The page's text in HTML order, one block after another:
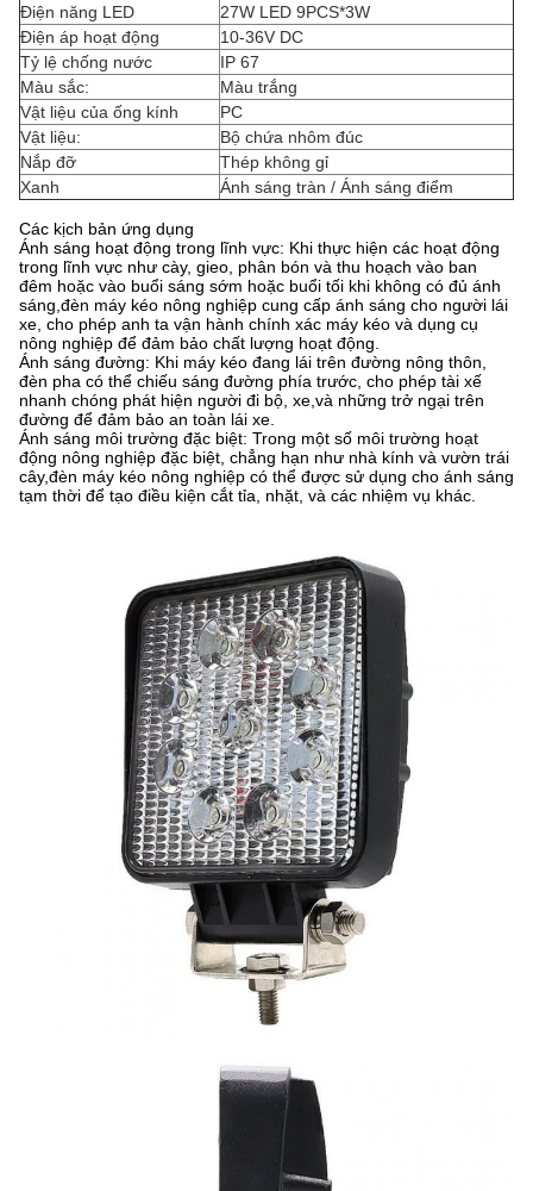
Điện năng LED
27W LED 9PCS*3W
Điện áp hoạt động
10-36V DC
Tỷ lệ chống nước
IP 67
Màu sắc:
Màu trắng
Vật liệu của ống kính
PC
Vật liệu:
Bộ chứa nhôm đúc
Nắp đỡ
Thép không gỉ
Xanh
Ánh sáng tràn / Ánh sáng điểm
Các kịch bản ứng dụng
Ánh sáng hoạt động trong lĩnh vực: Khi thực hiện các hoạt động
trong lĩnh vực như cày, gieo, phân bón và thu hoạch vào ban
đêm hoặc vào buổi sáng sớm hoặc buổi tối khi không có đủ ánh
sáng,đèn máy kéo nông nghiệp cung cấp ánh sáng cho người lái
xe, cho phép anh ta vận hành chính xác máy kéo và dụng cụ
nông nghiệp để đảm bảo chất lượng hoạt động.
Ánh sáng đường: Khi máy kéo đang lái trên đường nông thôn,
đèn pha có thể chiếu sáng đường phía trước, cho phép tài xế
nhanh chóng phát hiện người đi bộ, xe,và những trở ngại trên
đường để đảm bảo an toàn lái xe.
Ánh sáng môi trường đặc biệt: Trong một số môi trường hoạt
động nông nghiệp đặc biệt, chẳng hạn như nhà kính và vườn trái
cây,đèn máy kéo nông nghiệp có thể được sử dụng cho ánh sáng
tạm thời để tạo điều kiện cắt tỉa, nhặt, và các nhiệm vụ khác.